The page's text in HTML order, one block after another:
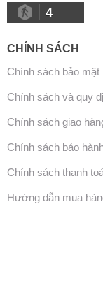
4
CHÍNH SÁCH
Chính sách bảo mật
Chính sách và quy
Chính sách giao
Chính sách bảo
Chính sách thanh
Hướng dẫn mua